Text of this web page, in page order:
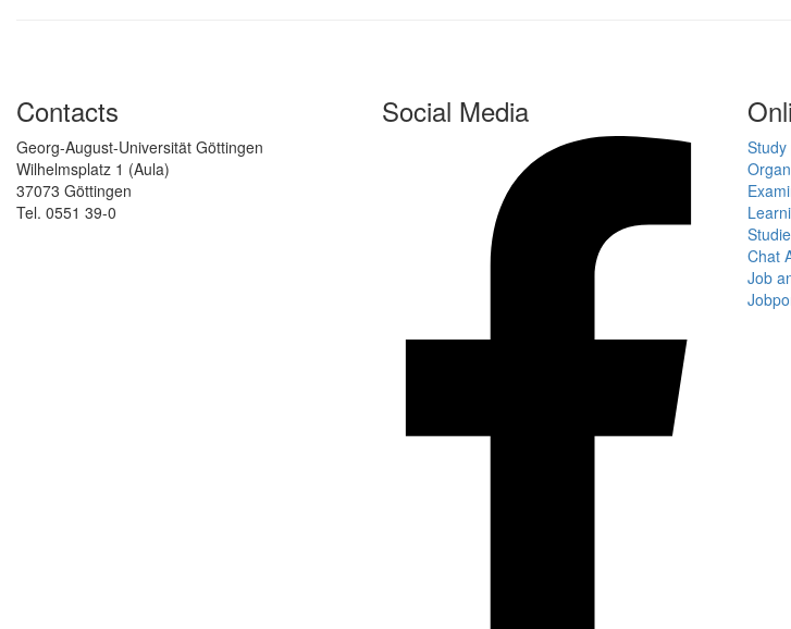
Contacts
Georg-August-Universität Göttingen
Wilhelmsplatz 1 (Aula)
37073 Göttingen
Tel. 0551 39-0
Social Media
Chat
Job